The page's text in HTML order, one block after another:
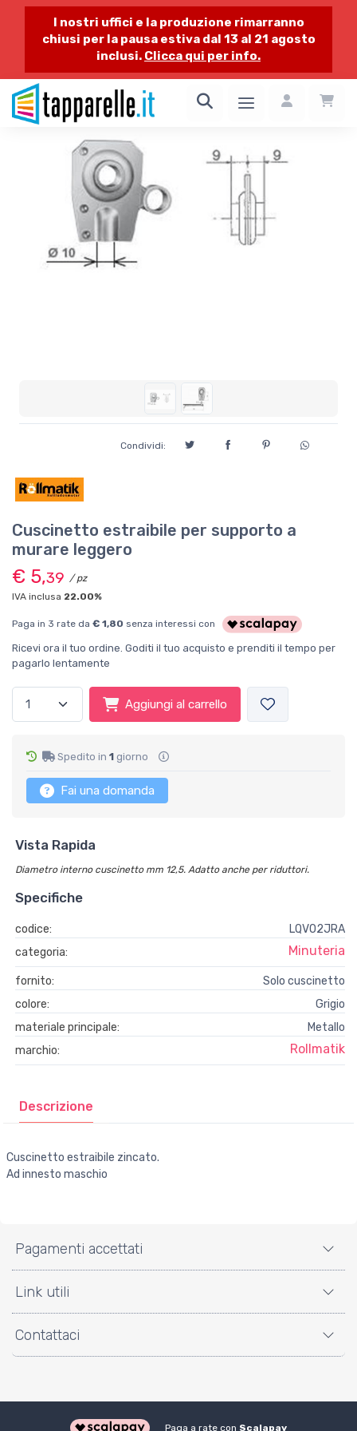
I nostri uffici e la produzione rimarranno
chiusi per la pausa estiva dal 13 al 21 agosto
inclusi. Clicca qui per info.
Condividi:
Cuscinetto estraibile per supporto a
murare leggero
€ 5,39 / pz
IVA inclusa 22.00%
Paga in 3 rate da € 1,80 senza interessi con
Ricevi ora il tuo ordine. Goditi il tuo acquisto e prenditi il tempo per
pagarlo lentamente
Aggiungi al carrello
Spedito in 1 giorno
Fai una domanda
Vista Rapida
Diametro interno cuscinetto mm 12,5. Adatto anche per riduttori.
Specifiche
codice:
LQVO2JRA
categoria:
Minuteria
fornito:
Solo cuscinetto
colore:
Grigio
materiale principale:
Metallo
marchio:
Rollmatik
Descrizione
Cuscinetto estraibile zincato.
Ad innesto maschio
Pagamenti accettati
Link utili
Contattaci
Paga a rate con Scalapay